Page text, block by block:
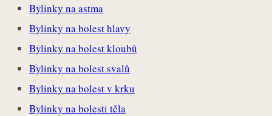
Bylinky na astma
Bylinky na bolest hlavy
Bylinky na bolest kloubů
Bylinky na bolest svalů
Bylinky na bolest v krku
Bylinky na bolesti těla